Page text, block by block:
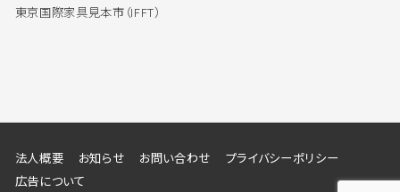
東京国際家具見本市（IFFT）
法人概要 お知らせ お問い合わせ
プライバシーポリシー
広告について